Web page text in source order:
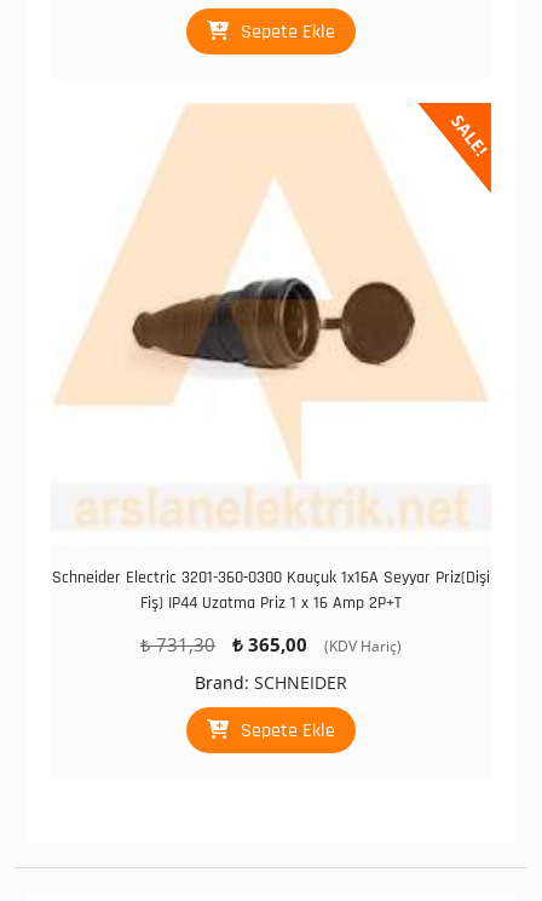
₺ 873,00.
Sepete Ekle
SALE!
Schneider Electric 3201-360-0300 Kauçuk 1x16A Seyyar Priz(Dişi
Fiş) IP44 Uzatma Priz 1 x 16 Amp 2P+T
₺731,30
Orijinal
₺ 731,30.
₺365,00
Şu
fiyat:
₺ 365,00.
(KDV Hariç)
Brand: SCHNEIDER
Sepete Ekle